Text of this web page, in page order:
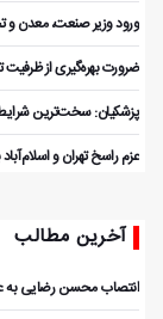
ورود وزیر صنعت، معدن و
ضرورت بهره‌گیری از ظرفیت
پزشکیان: سخت‌ترین شرایط
عزم راسخ تهران و
آخرین مطالب
انتصاب محسن رضایی به